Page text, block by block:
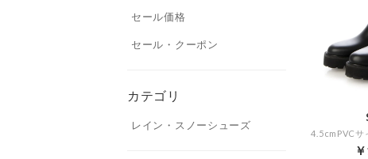
セール価格
セール・クーポン
カテゴリ
レイン・スノーシューズ